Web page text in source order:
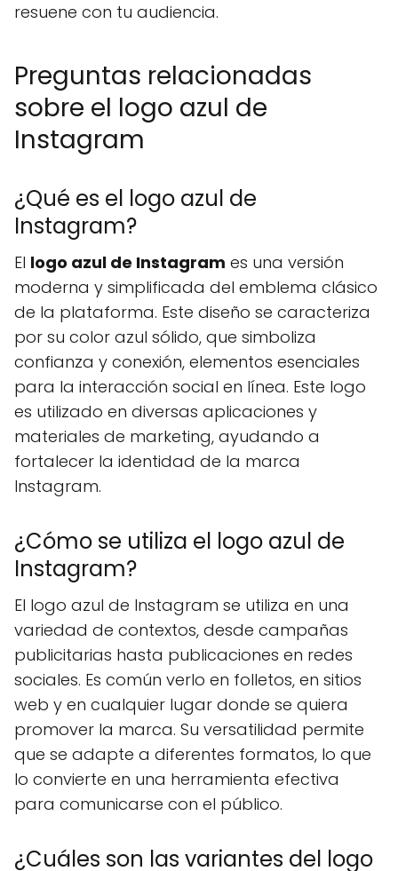
resuene con tu audiencia.
Preguntas relacionadas
sobre el logo azul de
Instagram
¿Qué es el logo azul de
Instagram?
El logo azul de Instagram es una versión
moderna y simplificada del emblema clásico
de la plataforma. Este diseño se caracteriza
por su color azul sólido, que simboliza
confianza y conexión, elementos esenciales
para la interacción social en línea. Este logo
es utilizado en diversas aplicaciones y
materiales de marketing, ayudando a
fortalecer la identidad de la marca
Instagram.
¿Cómo se utiliza el logo azul de
Instagram?
El logo azul de Instagram se utiliza en una
variedad de contextos, desde campañas
publicitarias hasta publicaciones en redes
sociales. Es común verlo en folletos, en sitios
web y en cualquier lugar donde se quiera
promover la marca. Su versatilidad permite
que se adapte a diferentes formatos, lo que
lo convierte en una herramienta efectiva
para comunicarse con el público.
¿Cuáles son las variantes del logo